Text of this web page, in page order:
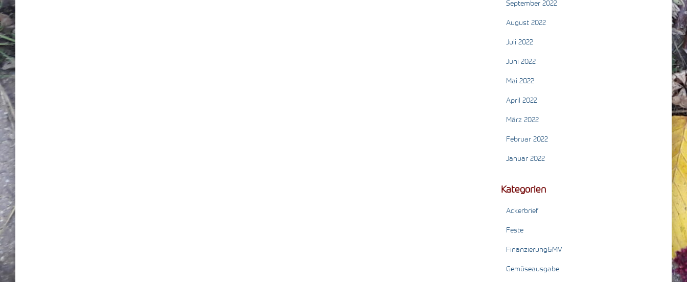
September 2022
August 2022
Juli 2022
Juni 2022
Mai 2022
April 2022
März 2022
Februar 2022
Januar 2022
Kategorien
Ackerbrief
Feste
Finanzierung&MV
Gemüseausgabe